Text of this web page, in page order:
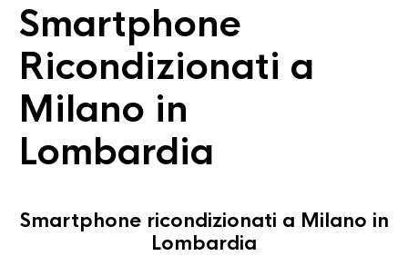
Smartphone
Ricondizionati a
Milano in
Lombardia
Smartphone ricondizionati a Milano in
Lombardia